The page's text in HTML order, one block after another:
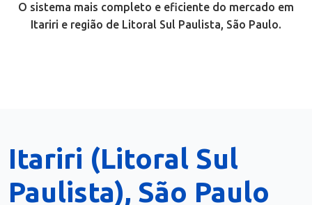
O sistema mais completo e eficiente do mercado em
Itariri e região de Litoral Sul Paulista, São Paulo.
Itariri (Litoral Sul
Paulista), São Paulo